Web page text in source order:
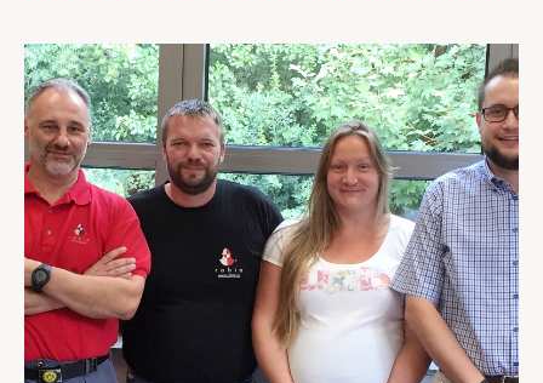
Unterstützung im Privatleben
Berufliche Weiterentwicklung
Mitglied werden
Aktuell